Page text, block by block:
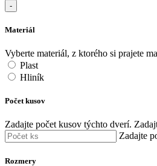
-
Materiál
Vyberte materiál, z ktorého si prajete
Plast
Hliník
Počet kusov
Zadajte počet kusov týchto dverí.
Zadajte
Rozmery